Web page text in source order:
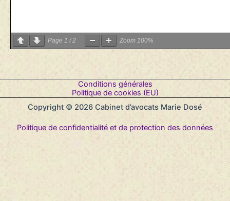
Page 1 /2 Zoom 100%
Conditions générales
Politique de cookies (EU)
Copyright © 2026 Cabinet d’avocats Marie Dosé
Politique de confidentialité et de protection des données